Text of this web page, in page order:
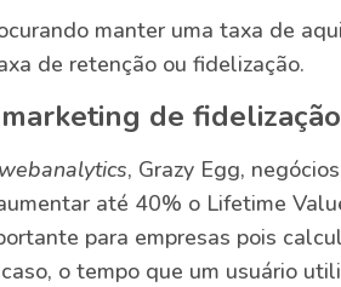
manter uma taxa de
de retenção ou fidelização.
de fidelização
webanalytics, Grazy Egg,
até 40% o Lifetime
para empresas pois
o tempo que um usuário